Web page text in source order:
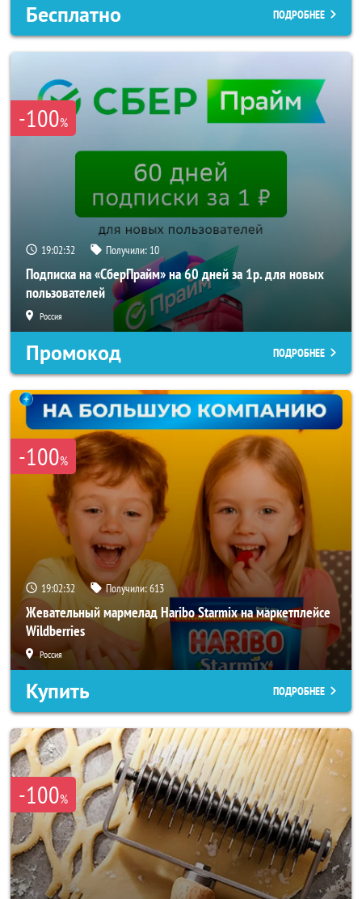
Бесплатно ПОДРОБНЕЕ
-100%
19:02:30 Получили: 10
Подписка на «СберПрайм» на 60 дней за 1р. для новых
пользователей
Россия
Промокод ПОДРОБНЕЕ
-100%
19:02:30 Получили:613
Жевательный мармелад Haribo Starmix на маркетплейсе
Wildberries
Россия
Купить ПОДРОБНЕЕ
-100%